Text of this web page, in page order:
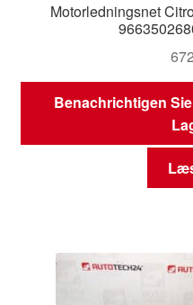
Motorledningsnet
Benachrichtigen